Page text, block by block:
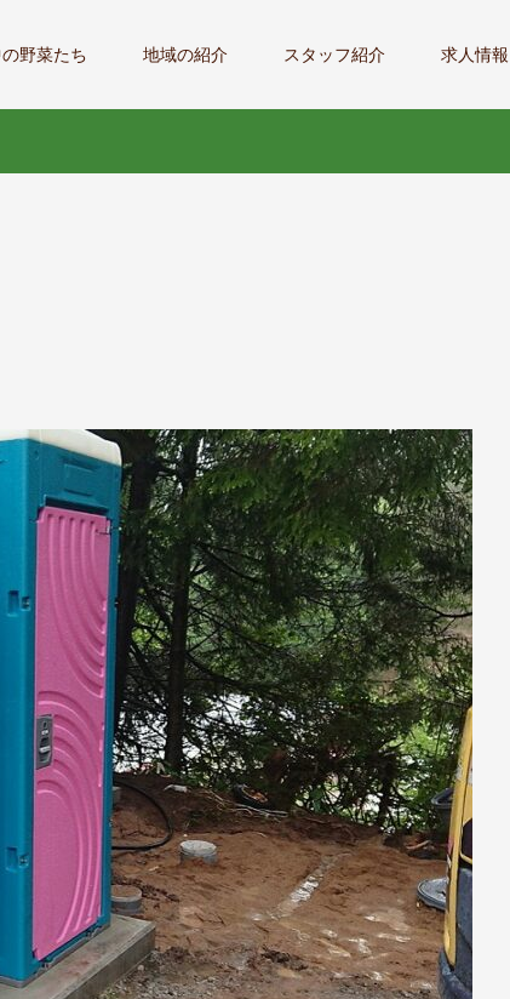
野菜たち 地域の紹介 スタッフ紹介 求人情報